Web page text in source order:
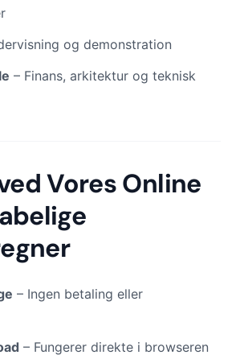
og demonstration
– Finans, arkitektur og teknisk
Vores Online
– Ingen betaling eller
– Fungerer direkte i browseren